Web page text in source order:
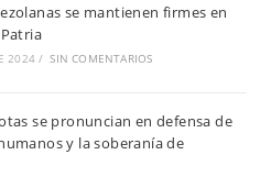
se mantienen firmes en
2024 / SIN COMENTARIOS
se pronuncian en defensa de
y la soberanía de